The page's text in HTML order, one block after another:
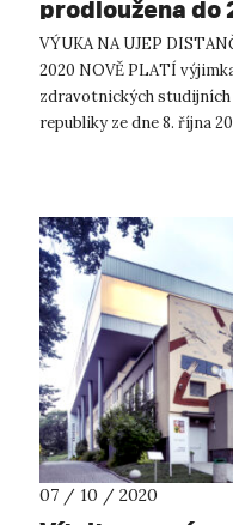
prodloužena do
VÝUKA NA UJEP
2020 NOVĚ PLATÍ
zdravotnických
republiky ze dne 8. října
07 / 10 / 2020